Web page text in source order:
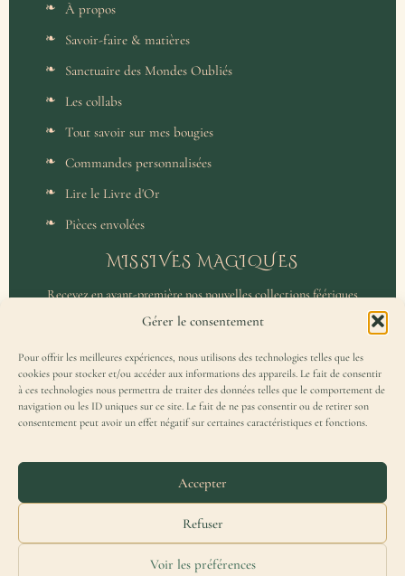
Gérer le consentement
Pour offrir les meilleures expériences, nous utilisons des technologies telles que les
cookies pour stocker et/ou accéder aux informations des appareils. Le fait de consentir
à ces technologies nous permettra de traiter des données telles que le comportement de
navigation ou les ID uniques sur ce site. Le fait de ne pas consentir ou de retirer son
consentement peut avoir un effet négatif sur certaines caractéristiques et fonctions.
Accepter
Refuser
Voir les préférences
À propos
Savoir-faire & matières
Sanctuaire des Mondes Oubliés
Les collabs
Tout savoir sur mes bougies
Commandes personnalisées
Lire le Livre d'Or
Pièces envolées
MISSIVES MAGIQUES
Recevez en avant-première nos nouvelles collections féériques
et un accès privilégié aux coulisses de l'atelier.
J'accepte de recevoir la Missive Magique et j'ai lu lapolitique de